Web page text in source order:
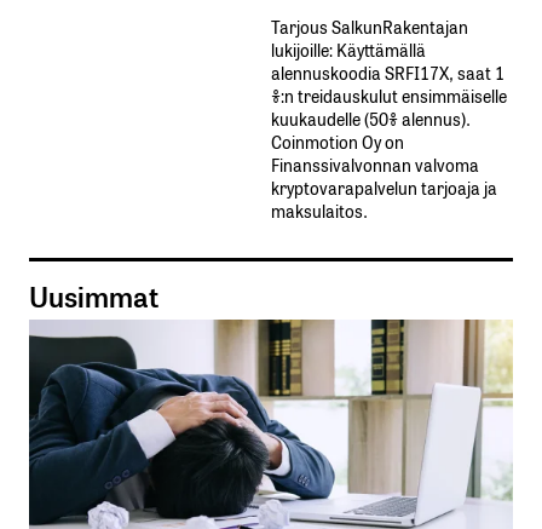
Tarjous SalkunRakentajan
lukijoille: Käyttämällä​ ​
alennuskoodia​ ​SRFI17X,​ ​saat​ ​1
%:n treidauskulut​ ​ensimmäiselle​ ​
kuukaudelle​ ​(50%​ ​alennus).
Coinmotion Oy on
Finanssivalvonnan valvoma
kryptovarapalvelun tarjoaja ja
maksulaitos.
Uusimmat